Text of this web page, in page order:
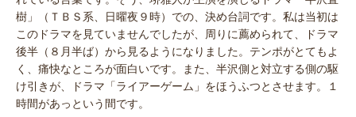
樹」（ＴＢＳ系、日曜夜９時）での、決め台詞です。私は当初は
このドラマを見ていませんでしたが、周りに薦められて、ドラマ
後半（８月半ば）から見るようになりました。テンポがとてもよ
く、痛快なところが面白いです。また、半沢側と対立する側の駆
け引きが、ドラマ「ライアーゲーム」をほうふつとさせます。１
時間があっという間です。